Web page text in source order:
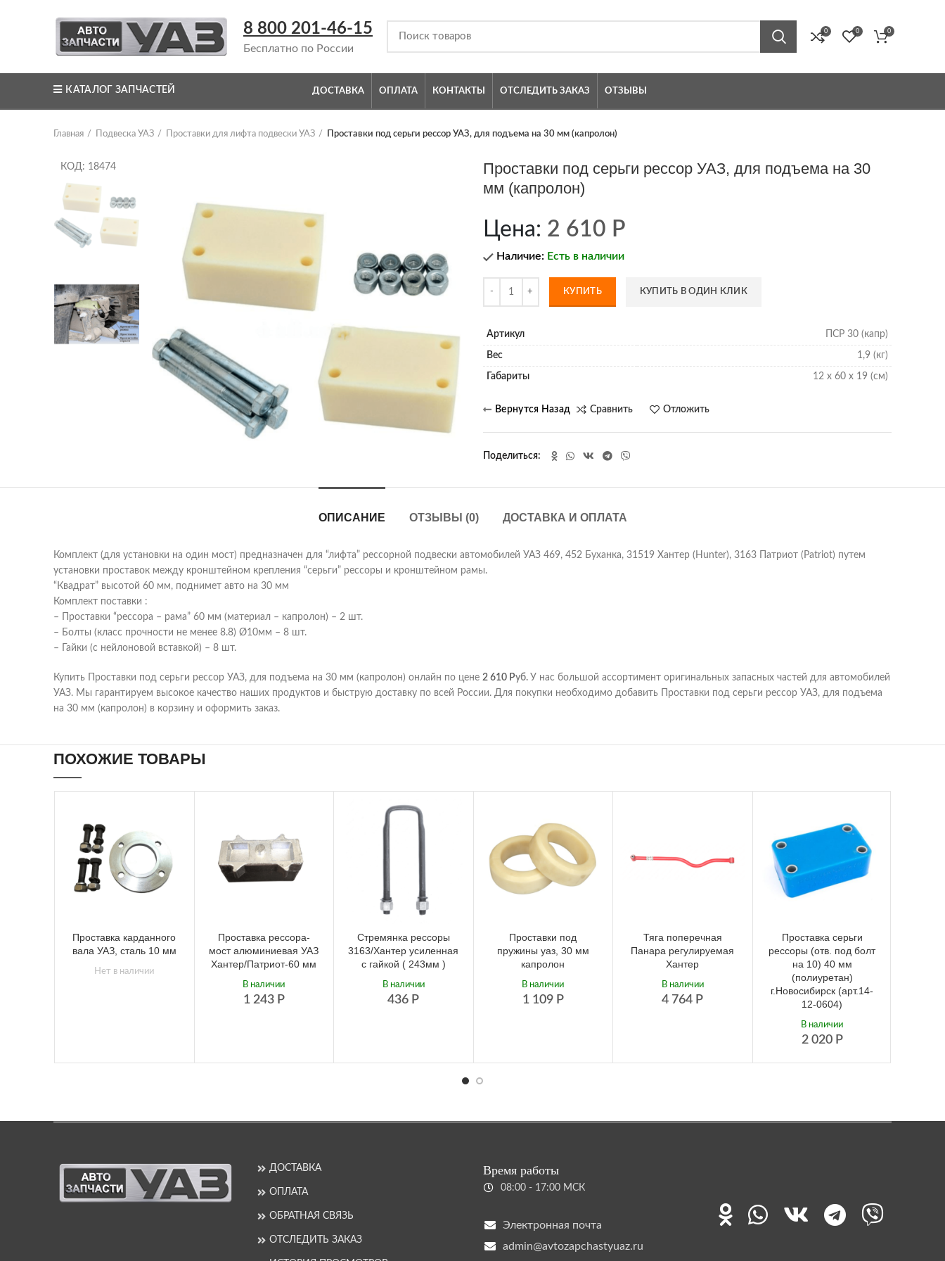
8 800 201-46-15
Бесплатно по России
0 0 0
КАТАЛОГ ЗАПЧАСТЕЙ ДОСТАВКА ОПЛАТА КОНТАКТЫ ОТСЛЕДИТЬ ЗАКАЗ ОТЗЫВЫ
Главная Подвеска УАЗ Проставки для лифта подвески УАЗ Проставки под серьги рессор УАЗ, для подъема на 30 мм (капролон)
КОД: 18474
Проставки под серьги рессор УАЗ, для подъема на 30
мм (капролон)
Цена: 2 610 Р
Наличие: Есть в наличии
КУПИТЬ КУПИТЬ В ОДИН КЛИК
Артикул ПСР 30 (капр)
Вес 1,9 (кг)
Габариты 12 x 60 x 19 (см)
Сравнить Отложить
Поделиться
ОПИСАНИЕ ОТЗЫВЫ (0) ДОСТАВКА И ОПЛАТА
Комплект (для установки на один мост) предназначен для “лифта” рессорной подвески автомобилей УАЗ 469, 452 Буханка, 31519 Хантер (Hunter), 3163 Патриот (Patriot) путем
установки проставок между кронштейном крепления “серьги” рессоры и кронштейном рамы.
“Квадрат” высотой 60 мм, поднимет авто на 30 мм
Комплект поставки :
– Проставки “рессора – рама” 60 мм (материал – капролон) – 2 шт.
– Болты (класс прочности не менее 8.8) Ø10мм – 8 шт.
– Гайки (с нейлоновой вставкой) – 8 шт.
Купить Проставки под серьги рессор УАЗ, для подъема на 30 мм (капролон) онлайн по цене 2 610 Руб. У нас большой ассортимент оригинальных запасных частей для автомобилей
УАЗ. Мы гарантируем высокое качество наших продуктов и быструю доставку по всей России. Для покупки необходимо добавить Проставки под серьги рессор УАЗ, для подъема
на 30 мм (капролон) в корзину и оформить заказ.
ПОХОЖИЕ ТОВАРЫ
Проставка карданного
вала УАЗ, сталь 10 мм
Нет в наличии
Проставка рессора-
мост алюминиевая УАЗ
Хантер/Патриот-60 мм
1 243 Р
В наличии
Стремянка рессоры
3163/Хантер усиленная
c гайкой ( 243мм )
436 Р
В наличии
Проставки под
пружины уаз, 30 мм
капролон
1 109 Р
В наличии
Тяга поперечная
Панара регулируемая
Хантер
4 764 Р
В наличии
Проставка серьги
рессоры (отв. под болт
на 10) 40 мм
(полиуретан)
г.Новосибирск (арт.14-
12-0604)
2 020 Р
В наличии
ДОСТАВКА
ОПЛАТА
ОБРАТНАЯ СВЯЗЬ
ОТСЛЕДИТЬ ЗАКАЗ
Время работы
08:00 - 17:00 МСК
Электронная почта
admin@avtozapchastyuaz.ru